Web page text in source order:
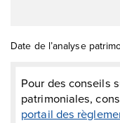
Date de l’analyse
Pour des conseils
patrimoniales,
portail des